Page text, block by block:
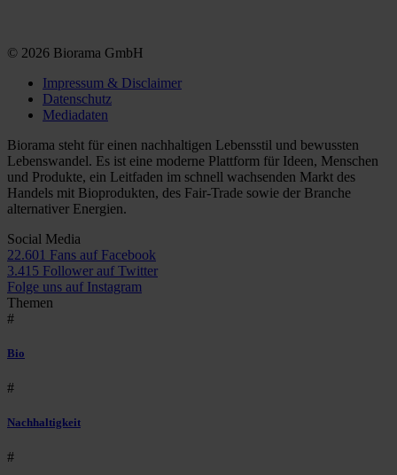
© 2026 Biorama GmbH
Impressum & Disclaimer
Datenschutz
Mediadaten
Biorama steht für einen nachhaltigen Lebensstil und bewussten
Lebenswandel. Es ist eine moderne Plattform für Ideen, Menschen
und Produkte, ein Leitfaden im schnell wachsenden Markt des
Handels mit Bioprodukten, des Fair-Trade sowie der Branche
alternativer Energien.
Social Media
22.601 Fans auf Facebook
3.415 Follower auf Twitter
Folge uns auf Instagram
Themen
#
Bio
#
Nachhaltigkeit
#